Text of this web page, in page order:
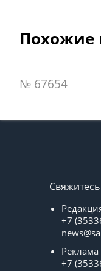
Похожие
№ 67654
+7
Реклама
+7